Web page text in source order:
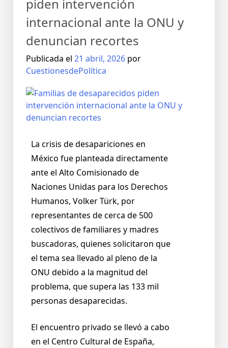
piden intervención
internacional ante la ONU y
denuncian recortes
Publicada el 21 abril, 2026 por
CuestionesdePolítica
La crisis de desapariciones en
México fue planteada directamente
ante el Alto Comisionado de
Naciones Unidas para los Derechos
Humanos, Volker Türk, por
representantes de cerca de 500
colectivos de familiares y madres
buscadoras, quienes solicitaron que
el tema sea llevado al pleno de la
ONU debido a la magnitud del
problema, que supera las 133 mil
personas desaparecidas.
El encuentro privado se llevó a cabo
en el Centro Cultural de España,